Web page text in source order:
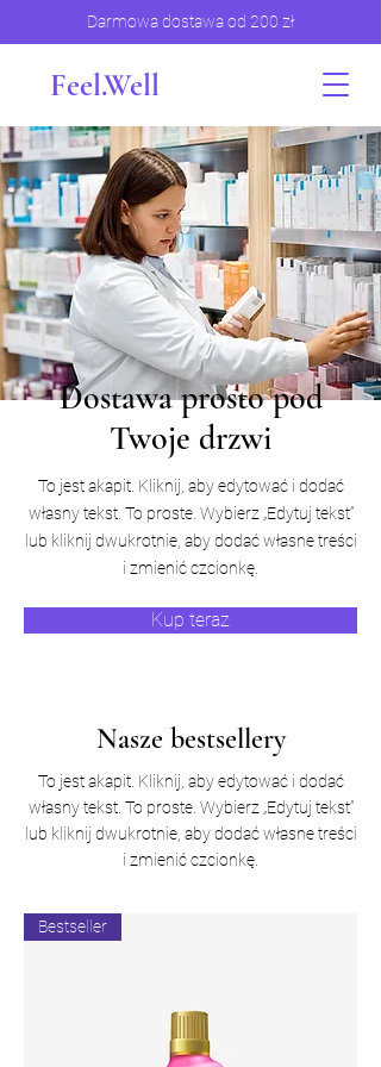
Darmowa dostawa od 200 zł
Feel.Well
Dostawa prosto pod
Twoje drzwi
To jest akapit. Kliknij, aby edytować i dodać
własny tekst. To proste. Wybierz „Edytuj tekst”
lub kliknij dwukrotnie, aby dodać własne treści
i zmienić czcionkę.
Kup teraz
Nasze bestsellery
To jest akapit. Kliknij, aby edytować i dodać
własny tekst. To proste. Wybierz „Edytuj tekst”
lub kliknij dwukrotnie, aby dodać własne treści
i zmienić czcionkę.
Bestseller